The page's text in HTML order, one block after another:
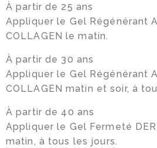
À partir de 25 ans
Appliquer le Gel Régénérant
COLLAGEN le matin.
À partir de 30 ans
Appliquer le Gel Régénérant
COLLAGEN matin et soir, à
À partir de 40 ans
Appliquer le Gel Fermeté
matin, à tous les jours.